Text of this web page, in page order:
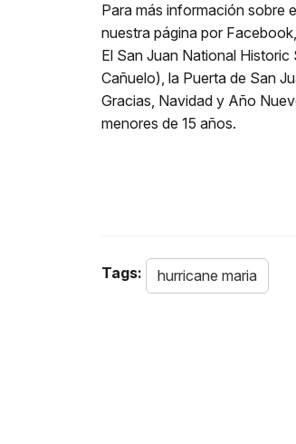
Para más información sobre
nuestra página por Facebook,
El San Juan National
Cañuelo), la Puerta de San
Gracias, Navidad y Año
menores de 15 años.
Tags: hurricane maria